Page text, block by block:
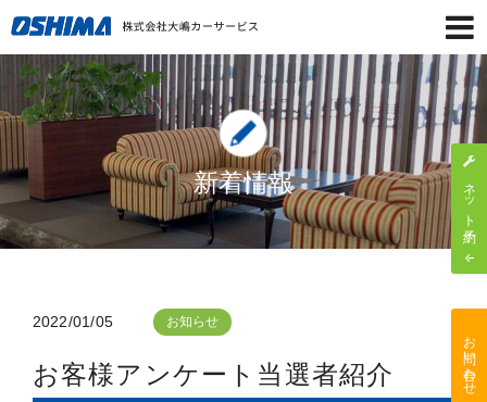
新着情報
2022/01/05 お知らせ
お客様アンケート当選者紹介
ネット予約
お問い合わせ